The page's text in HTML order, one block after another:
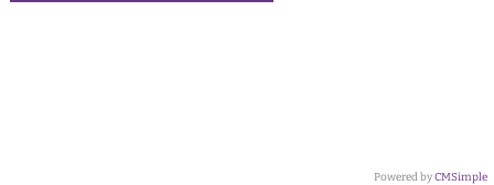
Powered byCMSimple